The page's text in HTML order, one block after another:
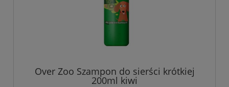
Over Zoo Szampon do sierści krótkiej
200ml kiwi